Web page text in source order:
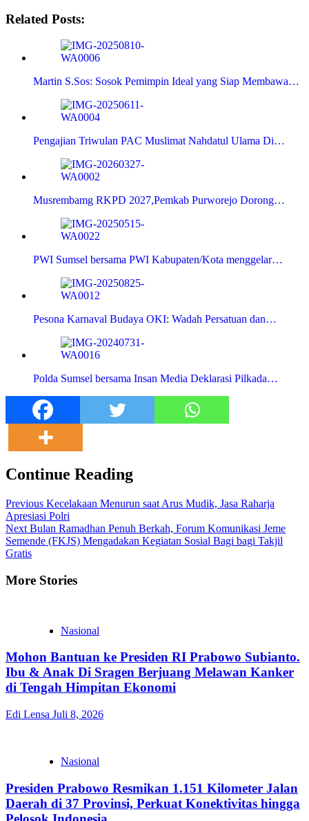
Related Posts:
Martin S.Sos: Sosok Pemimpin Ideal yang Siap Membawa…
Pengajian Triwulan PAC Muslimat Nahdatul Ulama Di…
Musrembamg RKPD 2027,Pemkab Purworejo Dorong…
PWI Sumsel bersama PWI Kabupaten/Kota menggelar…
Pesona Karnaval Budaya OKI: Wadah Persatuan dan…
Polda Sumsel bersama Insan Media Deklarasi Pilkada…
Continue Reading
Previous Kecelakaan Menurun saat Arus Mudik, Jasa Raharja
Apresiasi Polri
Next Bulan Ramadhan Penuh Berkah, Forum Komunikasi Jeme
Semende (FKJS) Mengadakan Kegiatan Sosial Bagi bagi Takjil
Gratis
More Stories
Nasional
Mohon Bantuan ke Presiden RI Prabowo Subianto.
Ibu & Anak Di Sragen Berjuang Melawan Kanker
di Tengah Himpitan Ekonomi
Edi Lensa Juli 8, 2026
Nasional
Presiden Prabowo Resmikan 1.151 Kilometer Jalan
Daerah di 37 Provinsi, Perkuat Konektivitas hingga